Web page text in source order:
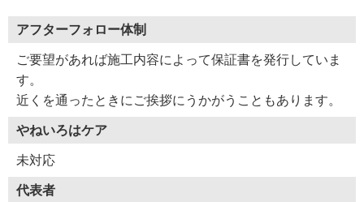
アフターフォロー体制
ご要望があれば施工内容によって保証書を発行していま
す。
近くを通ったときにご挨拶にうかがうこともあります。
やねいろはケア
未対応
代表者